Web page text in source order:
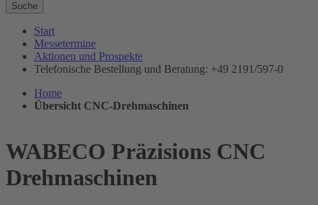
Suche
Start
Messetermine
Aktionen und Prospekte
Telefonische Bestellung und Beratung: +49 2191/597-0
Home
Übersicht CNC-Drehmaschinen
WABECO Präzisions CNC
Drehmaschinen